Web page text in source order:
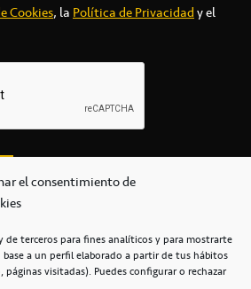
el consentimiento de
de terceros para fines analíticos y para mostrarte
a un perfil elaborado a partir de tus hábitos
visitadas). Puedes configurar o rechazar
Cookies, laPolítica de Privacidady el